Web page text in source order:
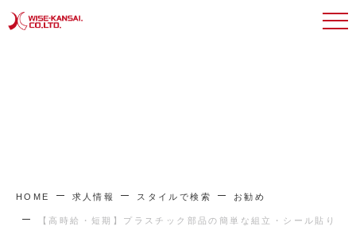
HOME 求人情報 スタイルで検索 お勧め
【高時給・短期】プラスチック部品の簡単な組立・シール貼り